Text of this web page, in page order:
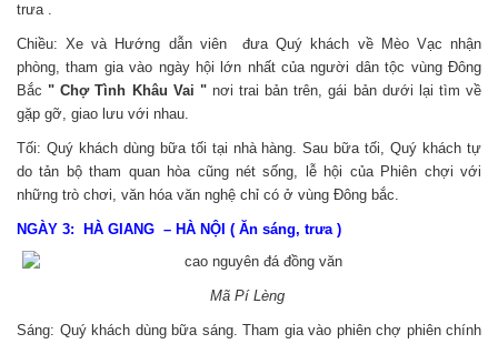
trưa .
Chiều: Xe và Hướng dẫn viên đưa Quý khách về Mèo Vạc nhận
phòng, tham gia vào ngày hội lớn nhất của người dân tộc vùng Đông
Bắc" Chợ Tình Khâu Vai "nơi trai bản trên, gái bản dưới lại tìm về
gặp gỡ, giao lưu với nhau.
Tối: Quý khách dùng bữa tối tại nhà hàng. Sau bữa tối, Quý khách tự
do tản bộ tham quan hòa cũng nét sống, lễ hội của Phiên chợi với
những trò chơi, văn hóa văn nghệ chỉ có ở vùng Đông bắc.
NGÀY 3: HÀ GIANG – HÀ NỘI ( Ăn sáng, trưa )
Mã Pí Lèng
Sáng: Quý khách dùng bữa sáng. Tham gia vào phiên chợ phiên chính